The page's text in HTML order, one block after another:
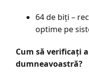
64 de biți –
optime pe
Cum să verificați
dumneavoastră?